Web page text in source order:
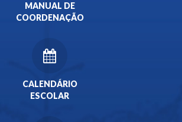
MANUAL DE
COORDENAÇÃO
CALENDÁRIO
ESCOLAR